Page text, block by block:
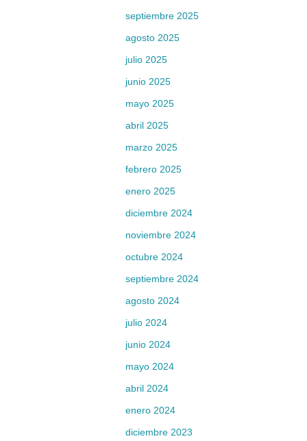
septiembre 2025
agosto 2025
julio 2025
junio 2025
mayo 2025
abril 2025
marzo 2025
febrero 2025
enero 2025
diciembre 2024
noviembre 2024
octubre 2024
septiembre 2024
agosto 2024
julio 2024
junio 2024
mayo 2024
abril 2024
enero 2024
diciembre 2023